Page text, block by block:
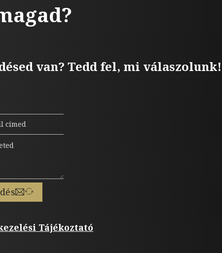
van? Tedd fel, mi válaszolunk!
Tájékoztató